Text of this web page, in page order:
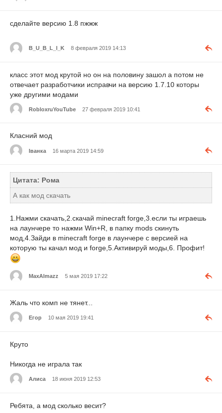
сделайте версию 1.8 пжжж
B_U_B_L_I_K 8 февраля 2019 14:13
класс этот мод крутой но он на половину зашол а потом не
отвечает разработчики исправчи на версию 1.7.10 которы
уже другими модами
RobloxruYouTube 27 февраля 2019 10:41
Класний мод
Іванка 16 марта 2019 14:59
Цитата: Рома
А как мод скачать
1.Нажми скачать,2.скачай minecraft forge,3.если ты играешь
на лаунчере то нажми Win+R, в папку mods скинуть
мод,4.Зайди в minecraft forge в лаунчере с версией на
которую ты качал мод и forge,5.Активируй моды,6. Профит!
MaxAlmazz 5 мая 2019 17:22
Жаль что комп не тянет...
Егор 10 мая 2019 19:41
Круто
Никогда не играла так
Алиса 18 июня 2019 12:53
Ребята, а мод сколько весит?